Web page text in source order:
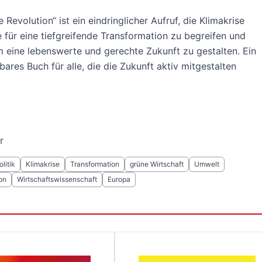
Revolution“ ist ein eindringlicher Aufruf, die Klimakrise
für eine tiefgreifende Transformation zu begreifen und
eine lebenswerte und gerechte Zukunft zu gestalten. Ein
Buch für alle, die die Zukunft aktiv mitgestalten
Klimakrise Transformation grüne Wirtschaft
Umwelt
Wirtschaftswissenschaft Europa